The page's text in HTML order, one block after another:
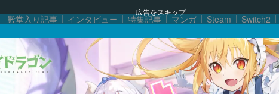
広告をスキップ
殿堂入り記事 インタビュー 特集記事 マンガ Steam Switch2